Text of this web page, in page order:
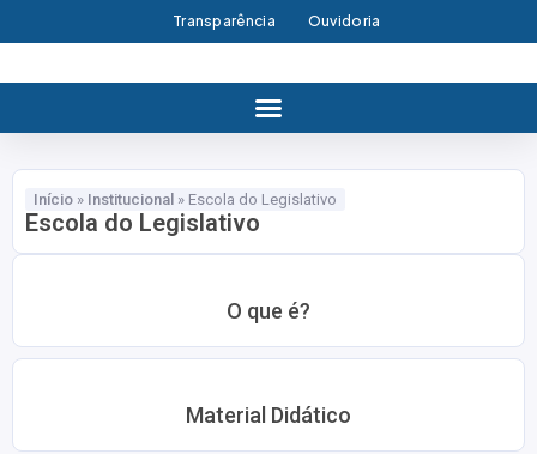
Transparência Ouvidoria
Início » Institucional » Escola do Legislativo
Escola do Legislativo
O que é?
Material Didático